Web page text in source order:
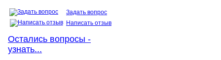
Задать вопрос
Написать отзыв
Остались вопросы -
узнать...